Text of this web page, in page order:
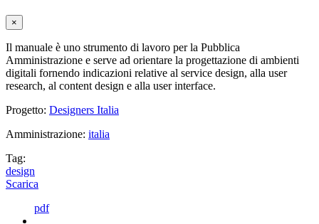
×
Il manuale è uno strumento di lavoro per la Pubblica
Amministrazione e serve ad orientare la progettazione di ambienti
digitali fornendo indicazioni relative al service design, alla user
research, al content design e alla user interface.
Progetto: Designers Italia
Amministrazione: italia
Tag:
design
Scarica
pdf